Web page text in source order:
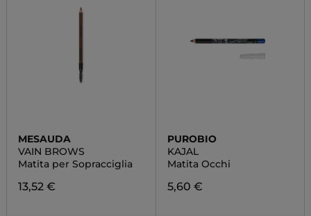
MESAUDA
VAIN BROWS
Matita per Sopracciglia
13,52 €
PUROBIO
KAJAL
Matita Occhi
5,60 €